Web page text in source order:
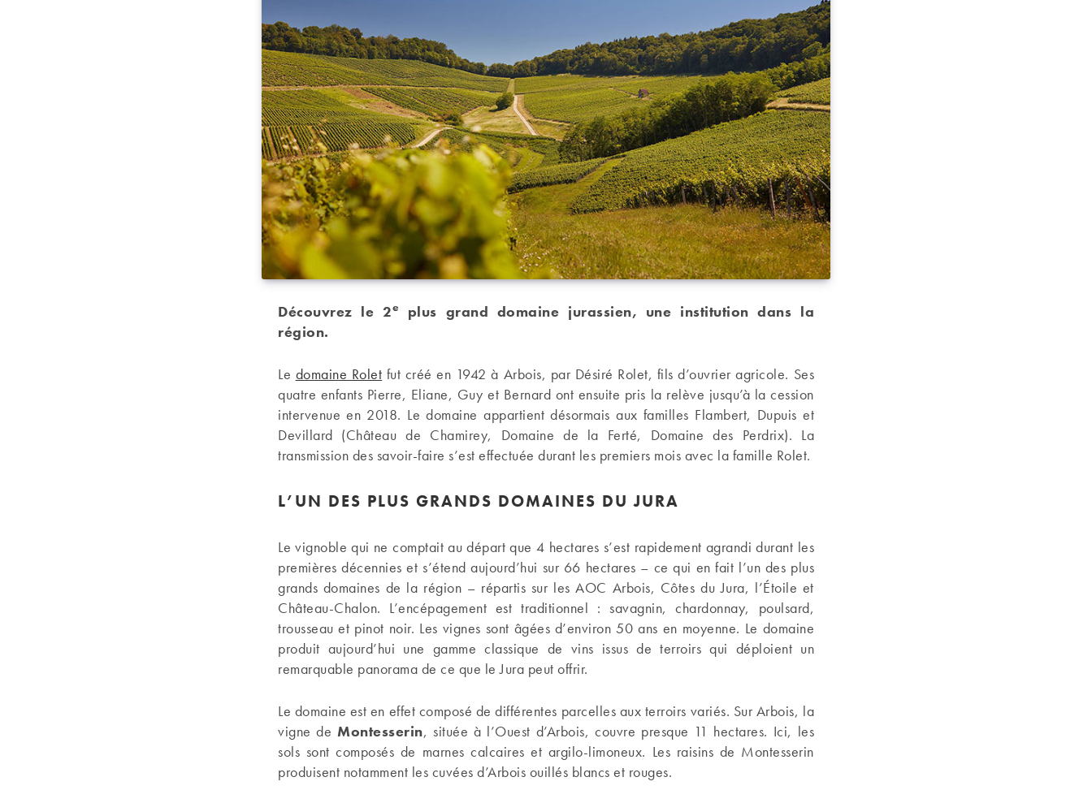
Découvrez le 2e
plus grand domaine jurassien, une institution dans la
région.
Le domaine Rolet fut créé en 1942 à Arbois, par Désiré Rolet, fils d’ouvrier agricole. Ses
quatre enfants Pierre, Eliane, Guy et Bernard ont ensuite pris la relève jusqu’à la cession
intervenue en 2018. Le domaine appartient désormais aux familles Flambert, Dupuis et
Devillard (Château de Chamirey, Domaine de la Ferté, Domaine des Perdrix). La
transmission des savoir-faire s’est effectuée durant les premiers mois avec la famille Rolet.
L’UN DES PLUS GRANDS DOMAINES DU JURA
Le vignoble qui ne comptait au départ que 4 hectares s’est rapidement agrandi durant les
premières décennies et s’étend aujourd’hui sur 66 hectares – ce qui en fait l’un des plus
grands domaines de la région – répartis sur les AOC Arbois, Côtes du Jura, l’Étoile et
Château-Chalon. L’encépagement est traditionnel : savagnin, chardonnay, poulsard,
trousseau et pinot noir. Les vignes sont âgées d’environ 50 ans en moyenne. Le domaine
produit aujourd’hui une gamme classique de vins issus de terroirs qui déploient un
remarquable panorama de ce que le Jura peut offrir.
Le domaine est en effet composé de différentes parcelles aux terroirs variés. Sur Arbois, la
vigne deMontesserin, située à l’Ouest d’Arbois, couvre presque 11 hectares. Ici, les
sols sont composés de marnes calcaires et argilo-limoneux. Les raisins de Montesserin
produisent notamment les cuvées d’Arbois ouillés blancs et rouges.